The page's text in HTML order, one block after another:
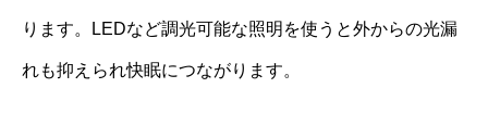
ります。LEDなど調光可能な照明を使うと外からの光漏
れも抑えられ快眠につながります。